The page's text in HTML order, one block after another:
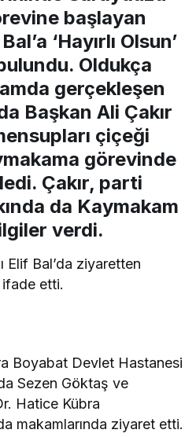
başlayan
‘Hayırlı Olsun’
Oldukça
gerçekleşen
Başkan Ali Çakır
çiçeği
görevinde
Çakır, parti
da Kaymakam
verdi.
Elif Bal’da ziyaretten
etti.
Boyabat Devlet Hastanesi
Sezen Göktaş ve
Hatice Kübra
makamlarında ziyaret etti.